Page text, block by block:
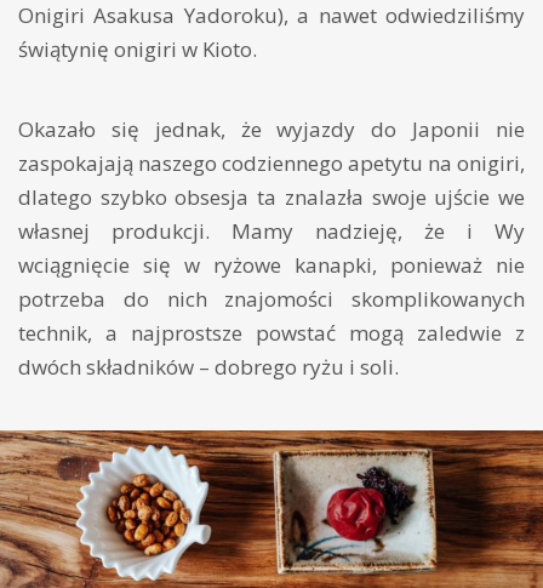
Onigiri Asakusa Yadoroku), a nawet odwiedziliśmy
świątynię onigiri w Kioto.
Okazało się jednak, że wyjazdy do Japonii nie
zaspokajają naszego codziennego apetytu na onigiri,
dlatego szybko obsesja ta znalazła swoje ujście we
własnej produkcji. Mamy nadzieję, że i Wy
wciągnięcie się w ryżowe kanapki, ponieważ nie
potrzeba do nich znajomości skomplikowanych
technik, a najprostsze powstać mogą zaledwie z
dwóch składników – dobrego ryżu i soli.